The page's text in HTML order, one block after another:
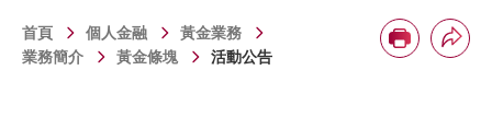
首頁 個人金融
黃金業務
業務簡介
黃金條塊 活動公告
分享